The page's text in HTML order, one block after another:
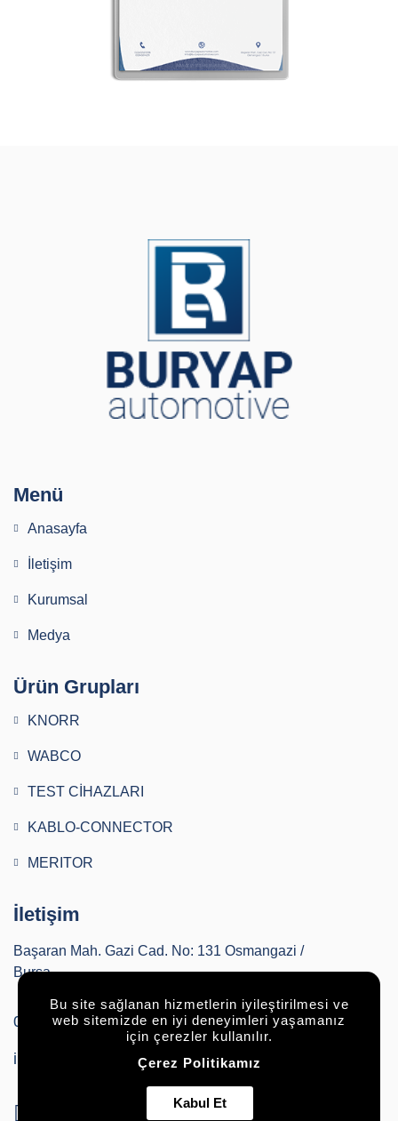
Menü
Anasayfa
İletişim
Kurumsal
Medya
Ürün Grupları
KNORR
WABCO
TEST CİHAZLARI
KABLO-CONNECTOR
MERITOR
İletişim
Başaran Mah. Gazi Cad. No: 131 Osmangazi /
Bursa
0224 252 00 36
info@buryapautomotive.com
Bu site sağlanan hizmetlerin iyileştirilmesi ve
web sitemizde en iyi deneyimleri yaşamanız
için çerezler kullanılır.
Çerez Politikamız
Kabul Et